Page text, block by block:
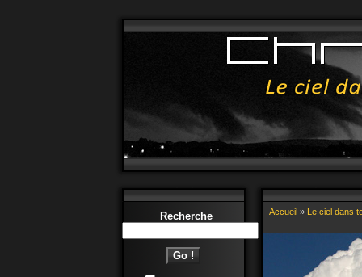
Recherche Accueil» Le ciel dans